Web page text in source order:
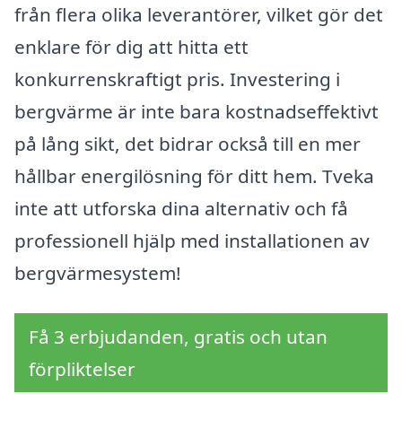
från flera olika leverantörer, vilket gör det
enklare för dig att hitta ett
konkurrenskraftigt pris. Investering i
bergvärme är inte bara kostnadseffektivt
på lång sikt, det bidrar också till en mer
hållbar energilösning för ditt hem. Tveka
inte att utforska dina alternativ och få
professionell hjälp med installationen av
bergvärmesystem!
Få 3 erbjudanden, gratis och utan
förpliktelser